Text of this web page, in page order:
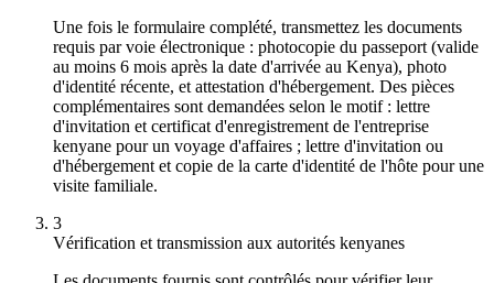
Une fois le formulaire complété, transmettez les documents
requis par voie électronique : photocopie du passeport (valide
au moins 6 mois après la date d'arrivée au Kenya), photo
d'identité récente, et attestation d'hébergement. Des pièces
complémentaires sont demandées selon le motif : lettre
d'invitation et certificat d'enregistrement de l'entreprise
kenyane pour un voyage d'affaires ; lettre d'invitation ou
d'hébergement et copie de la carte d'identité de l'hôte pour une
visite familiale.
3
Vérification et transmission aux autorités kenyanes